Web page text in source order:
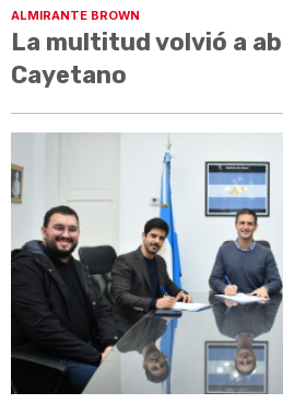
ALMIRANTE BROWN
La multitud volvió a
Cayetano